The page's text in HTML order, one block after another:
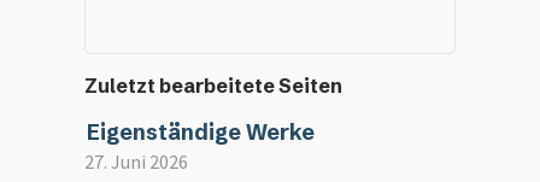
Zuletzt bearbeitete Seiten
Eigenständige Werke
27. Juni 2026